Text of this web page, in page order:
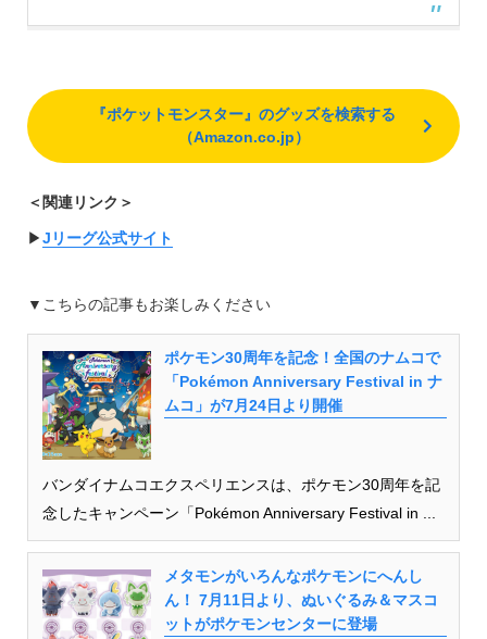
『ポケットモンスター』のグッズを検索する
（Amazon.co.jp）
＜関連リンク＞
▶︎Jリーグ公式サイト
▼こちらの記事もお楽しみください
ポケモン30周年を記念！全国のナムコで
「Pokémon Anniversary Festival in ナ
ムコ」が7月24日より開催
バンダイナムコエクスペリエンスは、ポケモン30周年を記
念したキャンペーン「Pokémon Anniversary Festival in ...
メタモンがいろんなポケモンにへんし
ん！ 7月11日より、ぬいぐるみ＆マスコ
ットがポケモンセンターに登場